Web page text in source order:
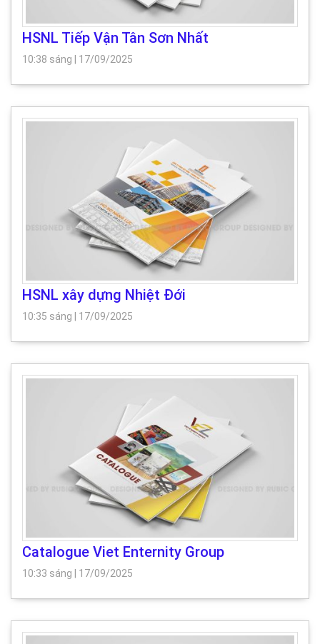
HSNL Tiếp Vận Tân Sơn Nhất
10:38 sáng 17/09/2025
HSNL xây dựng Nhiệt Đới
10:35 sáng 17/09/2025
Catalogue Viet Enternity Group
10:33 sáng 17/09/2025